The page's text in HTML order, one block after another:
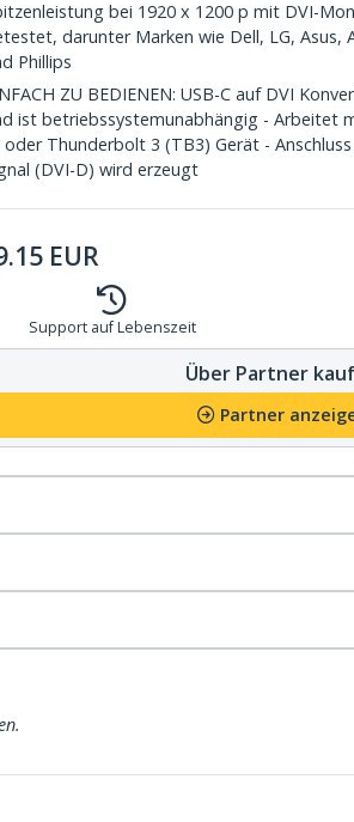
bei 1920 x 1200 p mit DVI-
darunter Marken wie Dell, LG, Asus,
Phillips
ZU BEDIENEN: USB-C auf DVI
ist betriebssystemunabhängig - Arbeitet
oder Thunderbolt 3 (TB3) Gerät -
(DVI-D) wird erzeugt
EUR
Support auf Lebenszeit
Über Partner
Partner